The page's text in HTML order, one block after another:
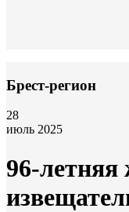
Брест-регион
28
июль 2025
96-